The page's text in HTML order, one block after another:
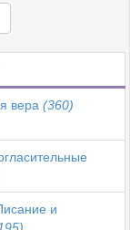
вера (360)
и